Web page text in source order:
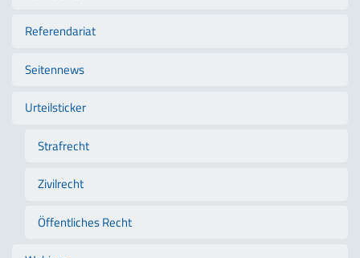
Referendariat
Seitennews
Urteilsticker
Strafrecht
Zivilrecht
Öffentliches Recht